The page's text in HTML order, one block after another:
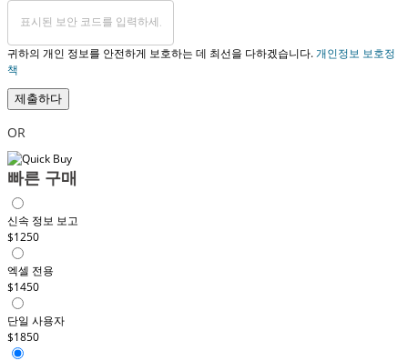
귀하의 개인 정보를 안전하게 보호하는 데 최선을 다하겠습니다.개인정보 보호정
책
제출하다
OR
빠른 구매
신속 정보 보고
$1250
엑셀 전용
$1450
단일 사용자
$1850